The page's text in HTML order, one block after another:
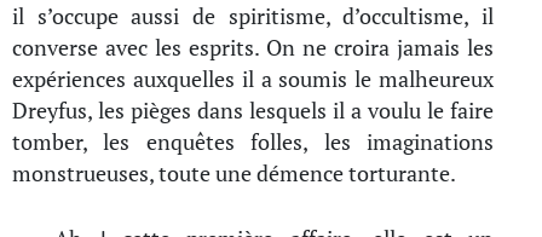
il s’occupe aussi de spiritisme, d’occultisme, il
converse avec les esprits. On ne croira jamais les
expériences auxquelles il a soumis le malheureux
Dreyfus, les pièges dans lesquels il a voulu le faire
tomber, les enquêtes folles, les imaginations
monstrueuses, toute une démence torturante.